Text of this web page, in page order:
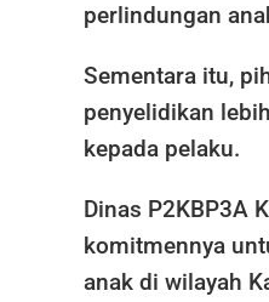
perlindungan
Sementara itu,
penyelidikan
kepada pelaku.
Dinas P2KBP3A
komitmennya
anak di wilayah